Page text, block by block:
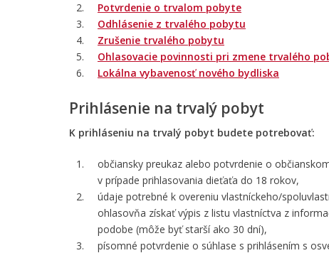
Potvrdenie o trvalom pobyte
Odhlásenie z trvalého pobytu
Zrušenie trvalého pobytu
Ohlasovacie povinnosti pri zmene trvalého
Lokálna vybavenosť nového bydliska
Prihlásenie na trvalý pobyt
K prihláseniu na trvalý pobyt budete potrebovať:
občiansky preukaz alebo potvrdenie o
v prípade prihlasovania dieťaťa do 18 rokov,
údaje potrebné k overeniu vlastníckeho/
ohlasovňa získať výpis z listu vlastníctva z
podobe (môže byť starší ako 30 dní),
písomné potvrdenie o súhlase s prihlásením s